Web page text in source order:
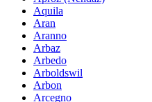
Aquila
Aran
Aranno
Arbaz
Arbedo
Arboldswil
Arbon
Arcegno